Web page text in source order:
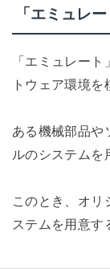
「エミュレ
「エミュレー
トウェア環境を
ある機械部品や
ルのシステムを
このとき、オリ
ステムを用意す